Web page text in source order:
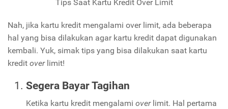
Tips Saat Kartu Kredit Over Limit
Nah, jika kartu kredit mengalami over limit, ada beberapa
hal yang bisa dilakukan agar kartu kredit dapat digunakan
kembali. Yuk, simak tips yang bisa dilakukan saat kartu
kredit overlimit!
Segera Bayar Tagihan
Ketika kartu kredit mengalami overlimit. Hal pertama